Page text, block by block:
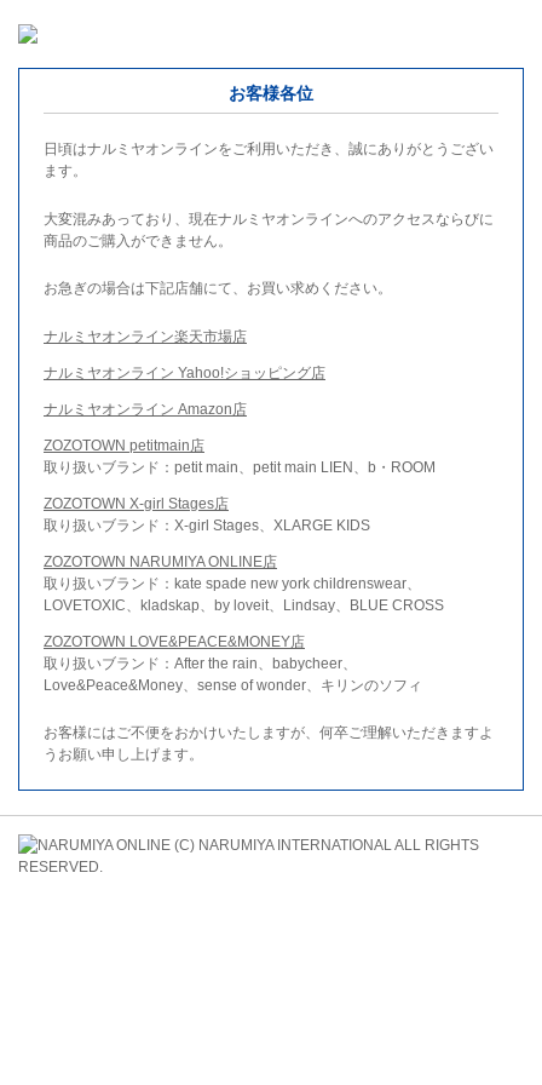
お客様各位
日頃はナルミヤオンラインをご利用いただき、誠にありがとうござい
ます。
大変混みあっており、現在ナルミヤオンラインへのアクセスならびに
商品のご購入ができません。
お急ぎの場合は下記店舗にて、お買い求めください。
ナルミヤオンライン楽天市場店
ナルミヤオンライン Yahoo!ショッピング店
ナルミヤオンライン Amazon店
ZOZOTOWN petitmain店
取り扱いブランド：petit main、petit main LIEN、b・ROOM
ZOZOTOWN X-girl Stages店
取り扱いブランド：X-girl Stages、XLARGE KIDS
ZOZOTOWN NARUMIYA ONLINE店
取り扱いブランド：kate spade new york childrenswear、
LOVETOXIC、kladskap、by loveit、Lindsay、BLUE CROSS
ZOZOTOWN LOVE&PEACE&MONEY店
取り扱いブランド：After the rain、babycheer、
Love&Peace&Money、sense of wonder、キリンのソフィ
お客様にはご不便をおかけいたしますが、何卒ご理解いただきますよ
うお願い申し上げます。